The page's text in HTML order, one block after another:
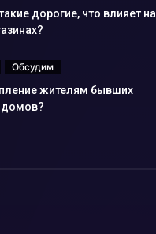
дорогие, что влияет на
Обсудим
жителям бывших
домов?